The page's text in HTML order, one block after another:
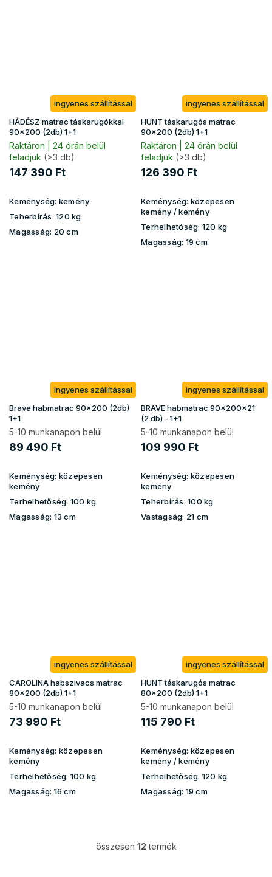
ingyenes szállítással
HÁDÉSZ matrac táskarugókkal
90x200 (2db) 1+1
Raktáron | 24 órán belül
feladjuk (>3 db)
147 390 Ft
Keménység: kemény
Teherbírás: 120 kg
Magasság: 20 cm
ingyenes szállítással
HUNT táskarugós matrac
90x200 (2db) 1+1
Raktáron | 24 órán belül
feladjuk (>3 db)
126 390 Ft
Keménység: közepesen
kemény / kemény
Terhelhetőség: 120 kg
Magasság: 19 cm
ingyenes szállítással
Brave habmatrac 90x200 (2db)
1+1
5-10 munkanapon belül
89 490 Ft
Keménység: közepesen
kemény
Terhelhetőség: 100 kg
Magasság: 13 cm
ingyenes szállítással
BRAVE habmatrac 90x200x21
(2 db) - 1+1
5-10 munkanapon belül
109 990 Ft
Keménység: közepesen
kemény
Teherbírás: 100 kg
Vastagság: 21 cm
ingyenes szállítással
CAROLINA habszivacs matrac
80x200 (2db) 1+1
5-10 munkanapon belül
73 990 Ft
Keménység: közepesen
kemény
Terhelhetőség: 100 kg
Magasság: 16 cm
ingyenes szállítással
HUNT táskarugós matrac
80x200 (2db) 1+1
5-10 munkanapon belül
115 790 Ft
Keménység: közepesen
kemény / kemény
Terhelhetőség: 120 kg
Magasság: 19 cm
L
összesen 12 termék